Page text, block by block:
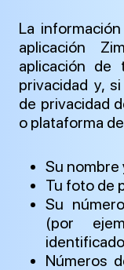
La
aplicación
aplicación de
privacidad y,
de privacidad
o plataforma
Su nombre
Tu foto de
Su
(por
Números